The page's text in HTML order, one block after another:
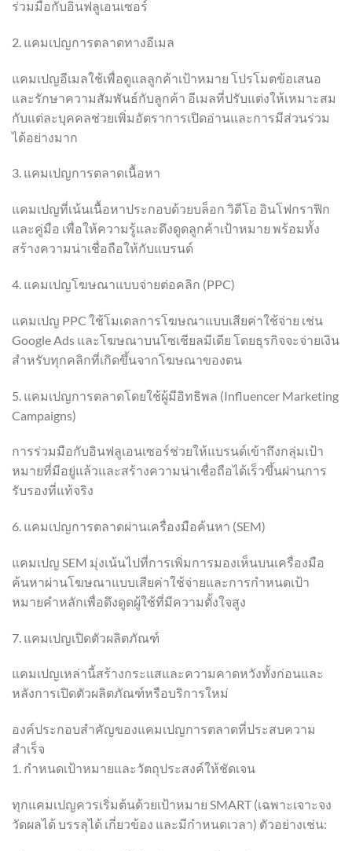
ร่วมมือกับอินฟลูเอนเซอร์
2. แคมเปญการตลาดทางอีเมล
แคมเปญอีเมลใช้เพื่อดูแลลูกค้าเป้าหมาย โปรโมตข้อเสนอ
และรักษาความสัมพันธ์กับลูกค้า อีเมลที่ปรับแต่งให้เหมาะสม
กับแต่ละบุคคลช่วยเพิ่มอัตราการเปิดอ่านและการมีส่วนร่วม
ได้อย่างมาก
3. แคมเปญการตลาดเนื้อหา
แคมเปญที่เน้นเนื้อหาประกอบด้วยบล็อก วิดีโอ อินโฟกราฟิก
และคู่มือ เพื่อให้ความรู้และดึงดูดลูกค้าเป้าหมาย พร้อมทั้ง
สร้างความน่าเชื่อถือให้กับแบรนด์
4. แคมเปญโฆษณาแบบจ่ายต่อคลิก (PPC)
แคมเปญ PPC ใช้โมเดลการโฆษณาแบบเสียค่าใช้จ่าย เช่น
Google Ads และโฆษณาบนโซเชียลมีเดีย โดยธุรกิจจะจ่ายเงิน
สำหรับทุกคลิกที่เกิดขึ้นจากโฆษณาของตน
5. แคมเปญการตลาดโดยใช้ผู้มีอิทธิพล (Influencer Marketing
Campaigns)
การร่วมมือกับอินฟลูเอนเซอร์ช่วยให้แบรนด์เข้าถึงกลุ่มเป้า
หมายที่มีอยู่แล้วและสร้างความน่าเชื่อถือได้เร็วขึ้นผ่านการ
รับรองที่แท้จริง
6. แคมเปญการตลาดผ่านเครื่องมือค้นหา (SEM)
แคมเปญ SEM มุ่งเน้นไปที่การเพิ่มการมองเห็นบนเครื่องมือ
ค้นหาผ่านโฆษณาแบบเสียค่าใช้จ่ายและการกำหนดเป้า
หมายคำหลักเพื่อดึงดูดผู้ใช้ที่มีความตั้งใจสูง
7. แคมเปญเปิดตัวผลิตภัณฑ์
แคมเปญเหล่านี้สร้างกระแสและความคาดหวังทั้งก่อนและ
หลังการเปิดตัวผลิตภัณฑ์หรือบริการใหม่
องค์ประกอบสำคัญของแคมเปญการตลาดที่ประสบความ
สำเร็จ
1. กำหนดเป้าหมายและวัตถุประสงค์ให้ชัดเจน
ทุกแคมเปญควรเริ่มต้นด้วยเป้าหมาย SMART (เฉพาะเจาะจง
วัดผลได้ บรรลุได้ เกี่ยวข้อง และมีกำหนดเวลา) ตัวอย่างเช่น: